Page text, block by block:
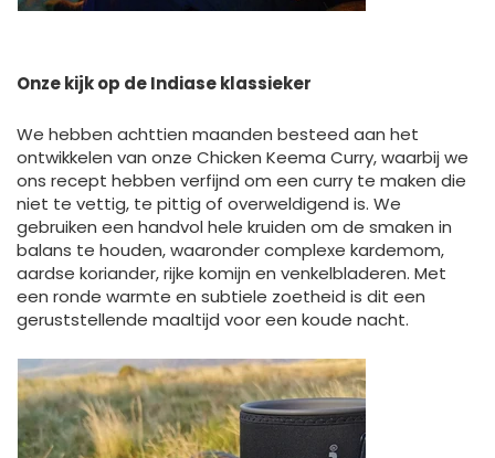
Onze kijk op de Indiase klassieker
We hebben achttien maanden besteed aan het
ontwikkelen van onze Chicken Keema Curry, waarbij we
ons recept hebben verfijnd om een ​​curry te maken die
niet te vettig, te pittig of overweldigend is. We
gebruiken een handvol hele kruiden om de smaken in
balans te houden, waaronder complexe kardemom,
aardse koriander, rijke komijn en venkelbladeren. Met
een ronde warmte en subtiele zoetheid is dit een
geruststellende maaltijd voor een koude nacht.